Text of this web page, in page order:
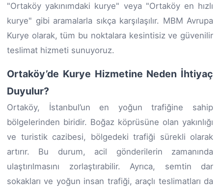
"Ortaköy yakınımdaki kurye" veya "Ortaköy en hızlı
kurye" gibi aramalarla sıkça karşılaşılır. MBM Avrupa
Kurye olarak, tüm bu noktalara kesintisiz ve güvenilir
teslimat hizmeti sunuyoruz.
Ortaköy’de Kurye Hizmetine Neden İhtiyaç
Duyulur?
Ortaköy, İstanbul’un en yoğun trafiğine sahip
bölgelerinden biridir. Boğaz köprüsüne olan yakınlığı
ve turistik cazibesi, bölgedeki trafiği sürekli olarak
artırır. Bu durum, acil gönderilerin zamanında
ulaştırılmasını zorlaştırabilir. Ayrıca, semtin dar
sokakları ve yoğun insan trafiği, araçlı teslimatları da